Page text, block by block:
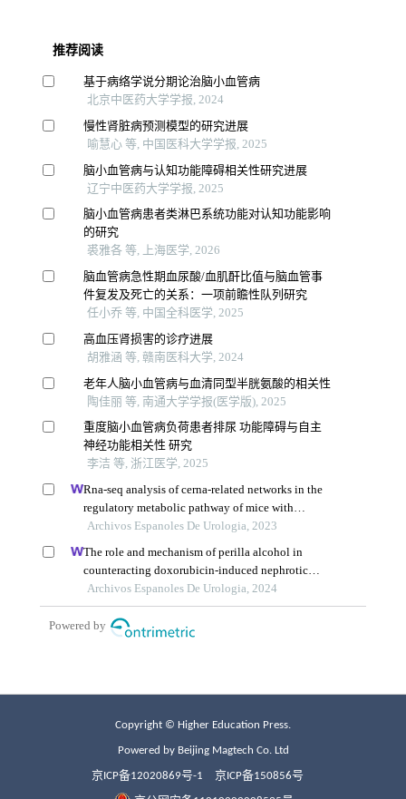
Copyright © Higher Education Press.
Powered by Beijing Magtech Co. Ltd
京ICP备12020869号-1 京ICP备150856号